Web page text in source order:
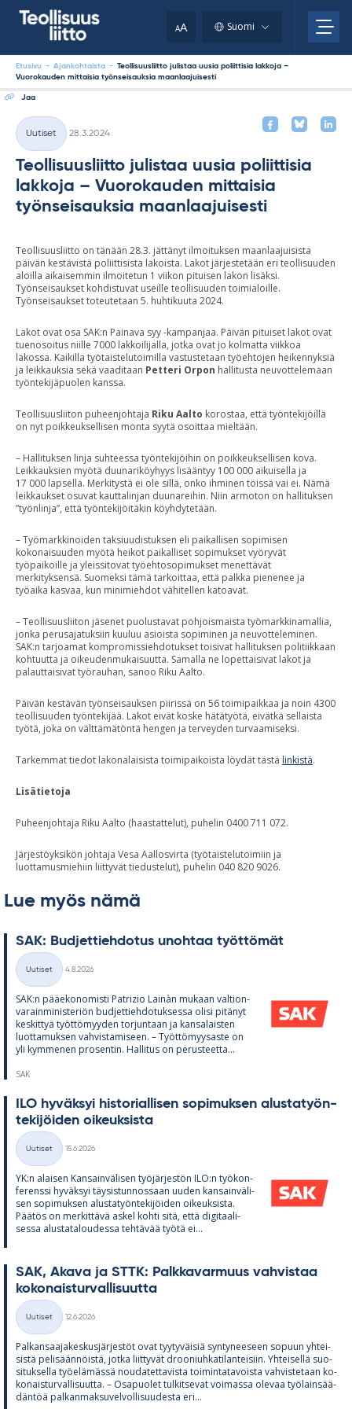
AA Suomi
Etusivu - Ajankohtaista - Teollisuusliitto julistaa uusia poliittisia lakkoja –
Vuorokauden mittaisia työnseisauksia maanlaajuisesti
Jaa
Kategoriat
Uutiset
28.3.2024
Teollisuusliitto julistaa uusia poliittisia
lakkoja – Vuorokauden mittaisia
työnseisauksia maanlaajuisesti
Teollisuusliitto on tänään 28.3. jättänyt ilmoituksen maanlaajuisista
päivän kestävistä poliittisista lakoista. Lakot järjestetään eri teollisuuden
aloilla aikaisemmin ilmoitetun 1 viikon pituisen lakon lisäksi.
Työnseisaukset kohdistuvat useille teollisuuden toimialoille.
Työnseisaukset toteutetaan 5. huhtikuuta 2024.
Lakot ovat osa SAK:n Painava syy -kampanjaa. Päivän pituiset lakot ovat
tuenosoitus niille 7000 lakkoilijalla, jotka ovat jo kolmatta viikkoa
lakossa. Kaikilla työtaistelutoimilla vastustetaan työehtojen heikennyksiä
ja leikkauksia sekä vaaditaan Petteri Orpon hallitusta neuvottelemaan
työntekijäpuolen kanssa.
Teollisuusliiton puheenjohtaja Riku Aalto korostaa, että työntekijöillä
on nyt poikkeuksellisen monta syytä osoittaa mieltään.
– Hallituksen linja suhteessa työntekijöihin on poikkeuksellisen kova.
Leikkauksien myötä duunariköyhyys lisääntyy 100 000 aikuisella ja
17 000 lapsella. Merkitystä ei ole sillä, onko ihminen töissä vai ei. Nämä
leikkaukset osuvat kauttalinjan duunareihin. Niin armoton on hallituksen
”työnlinja”, että työntekijöitäkin köyhdytetään.
– Työmarkkinoiden taksiuudistuksen eli paikallisen sopimisen
kokonaisuuden myötä heikot paikalliset sopimukset vyöryvät
työpaikoille ja yleissitovat työehtosopimukset menettävät
merkityksensä. Suomeksi tämä tarkoittaa, että palkka pienenee ja
työaika kasvaa, kun minimiehdot vähitellen katoavat.
– Teollisuusliiton jäsenet puolustavat pohjoismaista työmarkkinamallia,
jonka perusajatuksiin kuuluu asioista sopiminen ja neuvotteleminen.
SAK:n tarjoamat kompromissiehdotukset toisivat hallituksen politiikkaan
kohtuutta ja oikeudenmukaisuutta. Samalla ne lopettaisivat lakot ja
palauttaisivat työrauhan, sanoo Riku Aalto.
Päivän kestävän työnseisauksen piirissä on 56 toimipaikkaa ja noin 4300
teollisuuden työntekijää. Lakot eivät koske hätätyötä, eivätkä sellaista
työtä, joka on välttämätöntä hengen ja terveyden turvaamiseksi.
Tarkemmat tiedot lakonalaisista toimipaikoista löydät tästä linkistä.
Lisätietoja
Puheenjohtaja Riku Aalto (haastattelut), puhelin 0400 711 072.
Järjestöyksikön johtaja Vesa Aallosvirta (työtaistelutoimiin ja
luottamusmiehiin liittyvät tiedustelut), puhelin 040 820 9026.
Lue myös nämä
SAK: Bud­jet­tieh­do­tus unoh­taa työt­tö­mät
Kategoriat
Uutiset
4.8.2026
SAK:n pää­e­ko­no­misti Pat­rizio Lainàn mu­kaan val­tion­
va­rain­mi­nis­te­riön bud­jet­tieh­do­tuk­sessa olisi pi­tä­nyt
kes­kit­tyä työt­tö­myy­den tor­jun­taan ja kan­sa­lais­ten
luot­ta­muk­sen vah­vis­ta­mi­seen. – Työt­tö­myy­saste on
yli kym­me­nen pro­sen­tin. Hal­li­tus on pe­rus­teetta...
SAK
ILO hy­väk­syi his­to­rial­li­sen so­pi­muk­sen alus­ta­työn­
te­ki­jöi­den oi­keuk­sista
Kategoriat
Uutiset
15.6.2026
YK:n alai­sen Kan­sain­vä­li­sen työ­jär­jes­tön ILO:n työ­kon­
fe­renssi hy­väk­syi täy­sis­tun­nos­saan uu­den kan­sain­vä­li­
sen so­pi­muk­sen alus­ta­työn­te­ki­jöi­den oi­keuk­sista.
Pää­tös on mer­kit­tävä as­kel kohti sitä, että di­gi­taa­li­
sessa alus­ta­ta­lou­dessa teh­tä­vää työtä ei...
SAK, Akava ja STTK: Palk­ka­var­muus vah­vis­taa
ko­ko­nais­tur­val­li­suutta
Kategoriat
Uutiset
12.6.2026
Pal­kan­saa­ja­kes­kus­jär­jes­töt ovat tyy­ty­väi­siä syn­ty­nee­seen so­puun yh­tei­
sistä pe­li­sään­nöistä, jotka liit­ty­vät droo­niuh­ka­ti­lan­tei­siin. Yh­tei­sellä suo­
si­tuk­sella työ­elä­mässä nou­da­tet­ta­vista toi­min­ta­ta­voista vah­vis­te­taan ko­
ko­nais­tur­val­li­suutta. – Os­a­puo­let tul­kit­se­vat voi­massa ole­vaa työ­lain­sää­
dän­töä pal­kan­mak­su­vel­vol­li­suu­desta eri...
clipboard.)